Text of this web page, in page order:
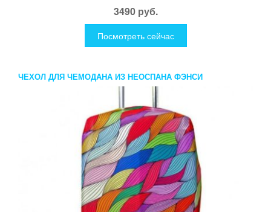
3490 руб.
Посмотреть сейчас
ЧЕХОЛ ДЛЯ ЧЕМОДАНА ИЗ НЕОСПАНА ФЭНСИ